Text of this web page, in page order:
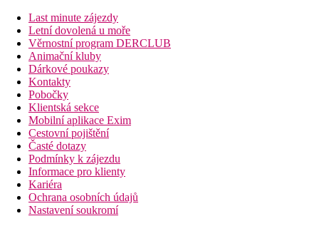
Last minute zájezdy
Letní dovolená u moře
Věrnostní program DERCLUB
Animační kluby
Dárkové poukazy
Kontakty
Pobočky
Klientská sekce
Mobilní aplikace Exim
Cestovní pojištění
Časté dotazy
Podmínky k zájezdu
Informace pro klienty
Kariéra
Ochrana osobních údajů
Nastavení soukromí